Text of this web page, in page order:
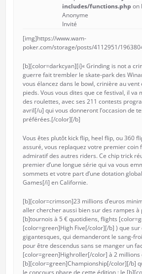
includes/functions.php on
Anonyme
Invité
[img]https://www.wam-
poker.com/storage/posts/4112951/
[b][color=darkcyan][i]« Grinding is not a
guerre fait trembler le skate-park des
vous élancez dans le bowl, crinière au vent
pieds. Vous vous dites que ce festival, il va
des roulettes, avec ses 211 contests
avril[/u] qui vous donneront l’occasion de
préférées.[/color][/b]
Vous êtes plutôt kick flip, heel flip, ou 360
assuré, vous replaquez votre premier coin
admiratif des autres riders. Ce chip trick
premier d’une longue série qui va vous
sommets et votre part d’une dotation
Games[/i] en Californie.
[b][color=crimson]23 millions d’euros
aller chercher aussi bien sur des rampes à
[b]tournois à 5 € quotidiens, flights
[color=green]High Five[/color][/b] ) que sur
gigantesques, qui demanderont le sang-
pour être descendus sans se manger un
[color=green]Highroller[/color] à 2 millions
[b][color=green]Championship[/color][/b]
le concours phare de cette édition : le